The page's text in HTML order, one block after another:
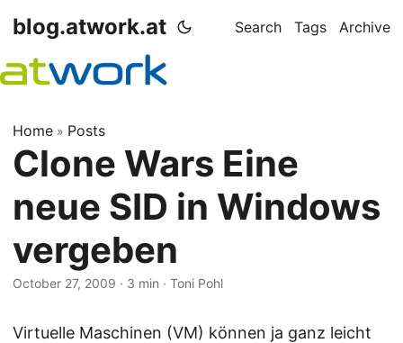
blog.atwork.at Search Tags Archive
Home » Posts
Clone Wars Eine
neue SID in Windows
vergeben
October 27, 2009 · 3 min · Toni Pohl
Virtuelle Maschinen (VM) können ja ganz leicht